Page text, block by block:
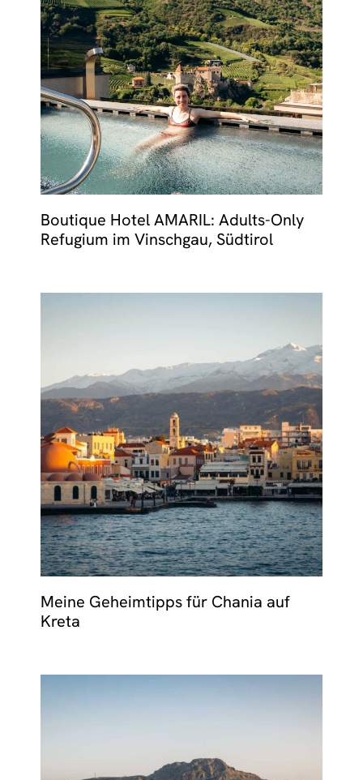
Boutique Hotel AMARIL: Adults-Only
Refugium im Vinschgau, Südtirol
Meine Geheimtipps für Chania auf
Kreta